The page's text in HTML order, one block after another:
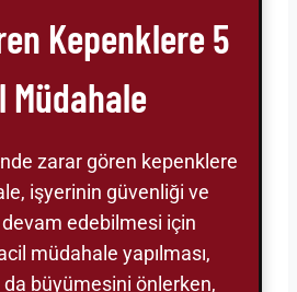
Kepenklere 5
Müdahale
zarar gören kepenklere
işyerinin güvenliği ve
edebilmesi için
müdahale yapılması,
da büyümesini önlerken,